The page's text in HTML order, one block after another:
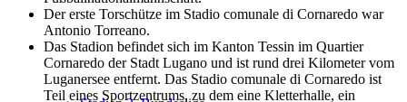
Der erste Torschütze im Stadio comunale di Cornaredo war
Antonio Torreano.
Das Stadion befindet sich im Kanton Tessin im Quartier
Cornaredo der Stadt Lugano und ist rund drei Kilometer vom
Luganersee entfernt. Das Stadio comunale di Cornaredo ist
Teil eines Sportzentrums, zu dem eine Kletterhalle, ein